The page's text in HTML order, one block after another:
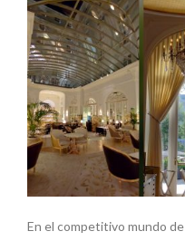
En el competitivo mundo